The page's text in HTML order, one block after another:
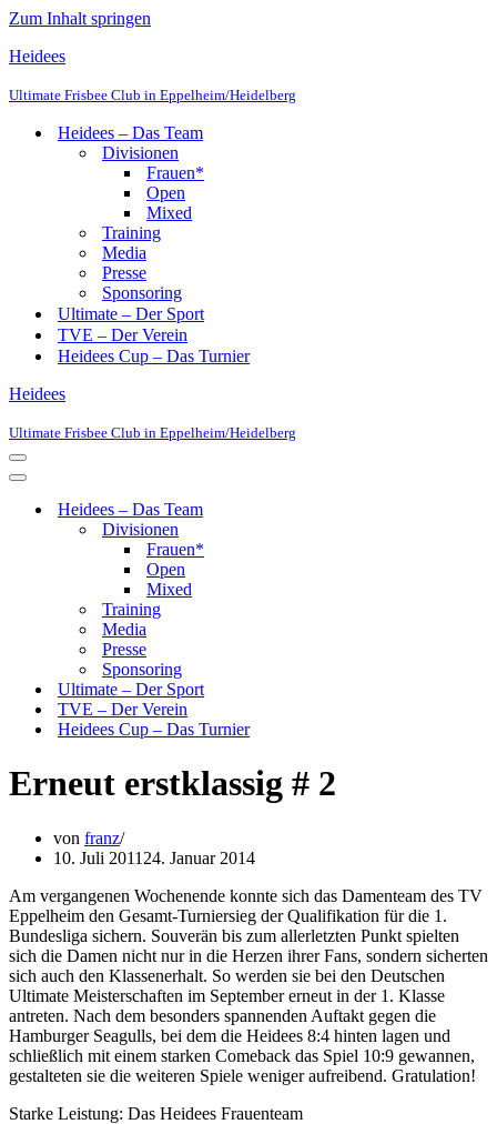
Zum Inhalt springen
Heidees
Ultimate Frisbee Club in Eppelheim/Heidelberg
Heidees – Das Team
Divisionen
Frauen*
Open
Mixed
Training
Media
Presse
Sponsoring
Ultimate – Der Sport
TVE – Der Verein
Heidees Cup – Das Turnier
Heidees
Ultimate Frisbee Club in Eppelheim/Heidelberg
Navigationsmenü
Navigationsmenü
Heidees – Das Team
Divisionen
Frauen*
Open
Mixed
Training
Media
Presse
Sponsoring
Ultimate – Der Sport
TVE – Der Verein
Heidees Cup – Das Turnier
Erneut erstklassig # 2
von franz
10. Juli 2011 24. Januar 2014
Am vergangenen Wochenende konnte sich das Damenteam des TV
Eppelheim den Gesamt-Turniersieg der Qualifikation für die 1.
Bundesliga sichern. Souverän bis zum allerletzten Punkt spielten
sich die Damen nicht nur in die Herzen ihrer Fans, sondern sicherten
sich auch den Klassenerhalt. So werden sie bei den Deutschen
Ultimate Meisterschaften im September erneut in der 1. Klasse
antreten. Nach dem besonders spannenden Auftakt gegen die
Hamburger Seagulls, bei dem die Heidees 8:4 hinten lagen und
schließlich mit einem starken Comeback das Spiel 10:9 gewannen,
gestalteten sie die weiteren Spiele weniger aufreibend. Gratulation!
Starke Leistung: Das Heidees Frauenteam